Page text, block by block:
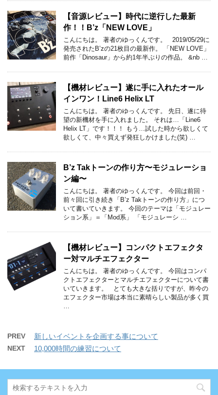
【音源レビュー】時代に逆行した最新
作！！B’z「NEW LOVE」
こんにちは。 著者のゆっくんです。 2019/05/29に
発売されたB’zの21枚目の最新作。 「NEW LOVE」
前作「Dinosaur」から約1年半ぶりの作品。 &nb …
【機材レビュー】遂に手に入れたオール
インワン！Line6 Helix LT
こんにちは。 著者のゆっくんです。 先日、遂に待
望の新機材を手に入れました。 それは…「Line6
Helix LT」です！！！ もう…試した時から欲しくて
欲しくて、中々買えず発狂しかけました(笑) …
B’z Takトーンの作り方〜モジュレーショ
ン編〜
こんにちは。 著者のゆっくんです。 今回は前回・
前々回に引き続き「B’z Takトーンの作り方」につ
いて書いていきます。 今回のテーマは「モジュレー
ション系」＝「Mod系」 「モジュレーシ …
【機材レビュー】コンパクトエフェクタ
ー対マルチエフェクター
こんにちは。 著者のゆっくんです。 今回はコンパ
クトエフェクターとマルチエフェクターについて書
いていきます。 とても大きな括りですが、昨今の
エフェクター市場は本当に素晴らしい製品が多く買
PREV 新しいイベントを企画する事について
NEXT 10,000時間の練習について